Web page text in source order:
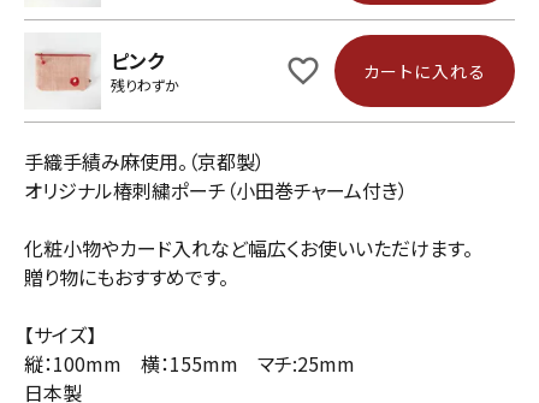
ピンク
残りわずか
カートに入れる
手織手績み麻使用。（京都製）
オリジナル椿刺繍ポーチ（小田巻チャーム付き）
化粧小物やカード入れなど幅広くお使いいただけます。
贈り物にもおすすめです。
【サイズ】
縦：100mm 横：155mm マチ:25mm
日本製